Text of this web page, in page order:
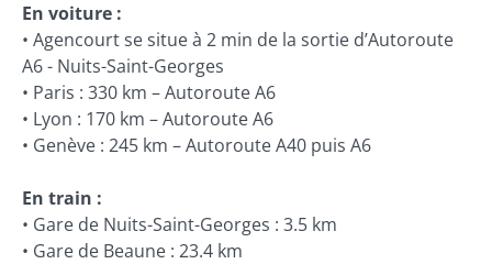
En voiture :
• Agencourt se situe à 2 min de la sortie d’Autoroute
A6 - Nuits-Saint-Georges
• Paris : 330 km – Autoroute A6
• Lyon : 170 km – Autoroute A6
• Genève : 245 km – Autoroute A40 puis A6
En train :
• Gare de Nuits-Saint-Georges : 3.5 km
• Gare de Beaune : 23.4 km